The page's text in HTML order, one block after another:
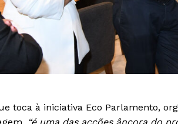
toca à iniciativa Eco Parlamento,